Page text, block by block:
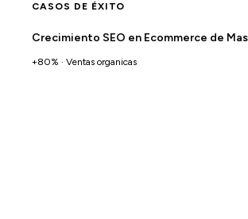
CASOS DE ÉXITO
Crecimiento SEO en Ecommerce de
+80% · Ventas organicas